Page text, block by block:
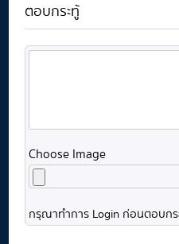
ตอบกระทู้
Choose Image
กรุณาทำการ Login ก่อนตอบก